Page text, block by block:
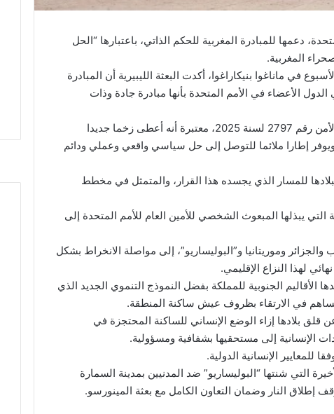
لجنة الـ24 التابعة للأمم المتحدة، دعمها للمبادرة المغربية للحكم الذاتي، باعتبارها “الحل
المغربية.
الـ24، الذي انعقد هذا الأسبوع في ماناغوا بنيكاراغوا، أكدت البعثة الليبيرية أن المبادرة
توصف من قبل ثلثي الدول الأعضاء في الأمم المتحدة بأنها مبادرة جادة وذات
وفي هذا السياق، أشادت البعثة باعتماد قرار مجلس الأمن رقم 2797 لسنة 2025، معتبرة أنه أعطى زخما جديدا
ويوفر إطارا ملائما للتوصل إلى حل سياسي واقعي وعملي ودائم
للمسار الذي يجسده هذا القرار، والمتمثل في مخطط
يبذلها المبعوث الشخصي للأمين العام للأمم المتحدة إلى
وموريتانيا و”البوليساريو”، إلى مواصلة الانخراط بشكل
لهذا النزاع الإقليمي.
الأقاليم الجنوبية للمملكة بفضل النموذج التنموي الجديد الذي
أيضا عن قلق بلادها إزاء الوضع الإنساني للساكنة المحتجزة في
إلى مستحقيها بشفافية ومسؤولية.
الإنسانية الدولية.
التي شنتها “البوليساريو” ضد المدنيين بمدينة السمارة
إطلاق النار وضمان التعاون الكامل مع بعثة المينورسو.